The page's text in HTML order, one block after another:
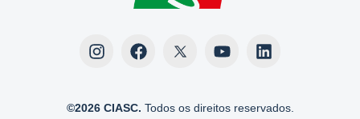
©2026 CIASC. Todos os direitos reservados.